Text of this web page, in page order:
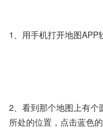
1、用手机打开地图APP
2、看到那个地图上有个
所处的位置，点击蓝色